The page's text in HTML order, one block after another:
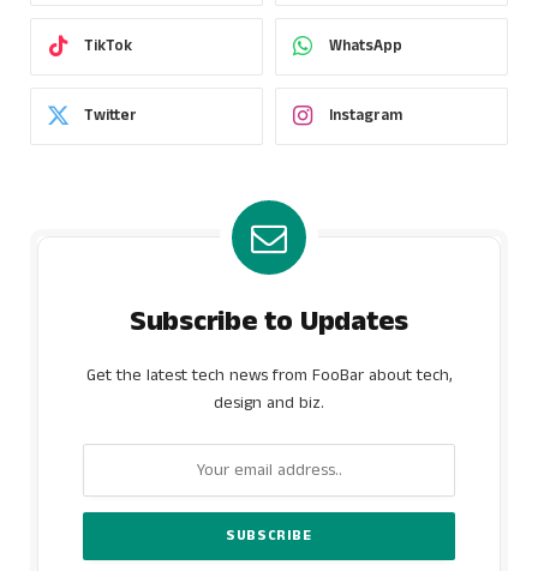
TikTok WhatsApp
Twitter Instagram
Subscribe to Updates
Get the latest tech news from FooBar about tech,
design and biz.